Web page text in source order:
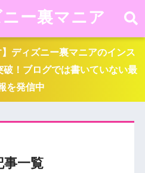
ー裏マニア
】ディズニー裏マニアのインス
！ブログでは書いていない最
を発信中
事一覧